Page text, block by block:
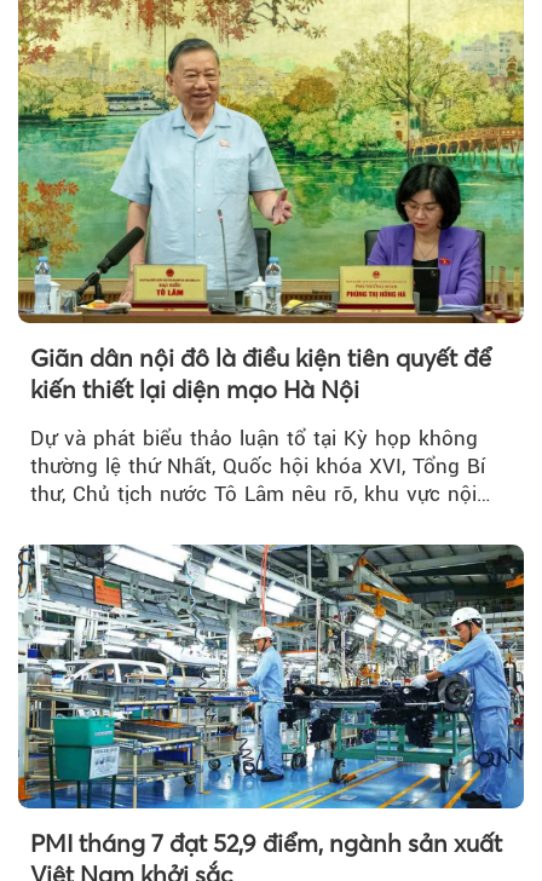
Giãn dân nội đô là điều kiện tiên quyết để
kiến thiết lại diện mạo Hà Nội
Dự và phát biểu thảo luận tổ tại Kỳ họp không
thường lệ thứ Nhất, Quốc hội khóa XVI, Tổng Bí
thư, Chủ tịch nước Tô Lâm nêu rõ, khu vực nội
PMI tháng 7 đạt 52,9 điểm, ngành sản xuất
Việt Nam khởi sắc